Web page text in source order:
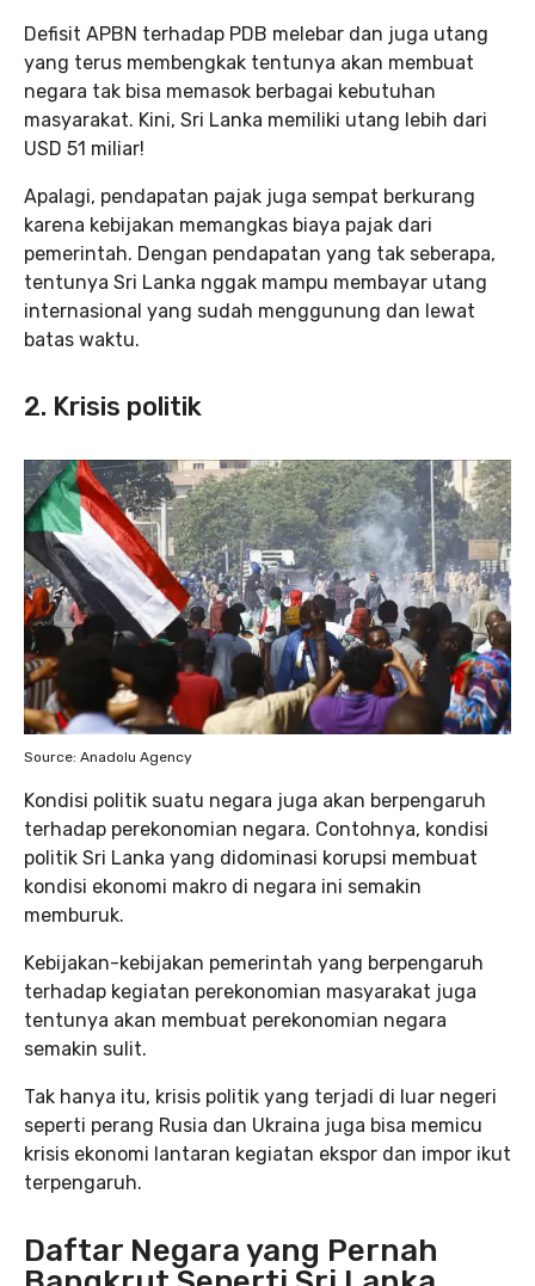
Defisit APBN terhadap PDB melebar dan juga utang
yang terus membengkak tentunya akan membuat
negara tak bisa memasok berbagai kebutuhan
masyarakat. Kini, Sri Lanka memiliki utang lebih dari
USD 51 miliar!
Apalagi, pendapatan pajak juga sempat berkurang
karena kebijakan memangkas biaya pajak dari
pemerintah. Dengan pendapatan yang tak seberapa,
tentunya Sri Lanka nggak mampu membayar utang
internasional yang sudah menggunung dan lewat
batas waktu.
2. Krisis politik
Source: Anadolu Agency
Kondisi politik suatu negara juga akan berpengaruh
terhadap perekonomian negara. Contohnya, kondisi
politik Sri Lanka yang didominasi korupsi membuat
kondisi ekonomi makro di negara ini semakin
memburuk.
Kebijakan-kebijakan pemerintah yang berpengaruh
terhadap kegiatan perekonomian masyarakat juga
tentunya akan membuat perekonomian negara
semakin sulit.
Tak hanya itu, krisis politik yang terjadi di luar negeri
seperti perang Rusia dan Ukraina juga bisa memicu
krisis ekonomi lantaran kegiatan ekspor dan impor ikut
terpengaruh.
Daftar Negara yang Pernah